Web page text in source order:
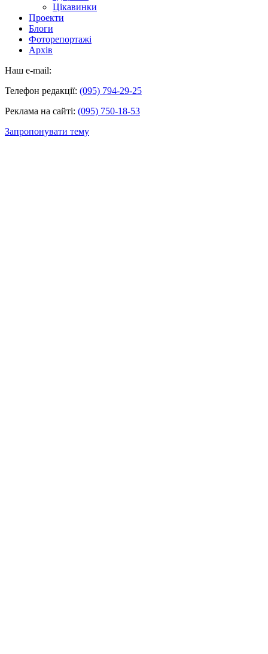
Цікавинки
Проекти
Блоги
Фоторепортажі
Архів
Наш e-mail:
Телефон редакції: (095) 794-29-25
Реклама на сайті: (095) 750-18-53
Запропонувати тему